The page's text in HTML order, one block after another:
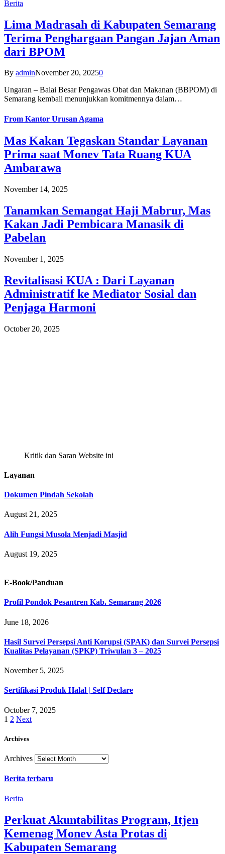
Berita
Lima Madrasah di Kabupaten Semarang
Terima Penghargaan Pangan Jajan Aman
dari BPOM
By adminNovember 20, 20250
Ungaran – Balai Besar Pengawas Obat dan Makanan (BBPOM) di
Semarang kembali menunjukkan komitmennya dalam…
From Kantor Urusan Agama
Mas Kakan Tegaskan Standar Layanan
Prima saat Monev Tata Ruang KUA
Ambarawa
November 14, 2025
Tanamkan Semangat Haji Mabrur, Mas
Kakan Jadi Pembicara Manasik di
Pabelan
November 1, 2025
Revitalisasi KUA : Dari Layanan
Administratif ke Mediator Sosial dan
Penjaga Harmoni
October 20, 2025
Kritik dan Saran Website ini
Layanan
Dokumen Pindah Sekolah
August 21, 2025
Alih Fungsi Musola Menjadi Masjid
August 19, 2025
E-Book/Panduan
Profil Pondok Pesantren Kab. Semarang 2026
June 18, 2026
Hasil Survei Persepsi Anti Korupsi (SPAK) dan Survei Persepsi
Kualitas Pelayanan (SPKP) Triwulan 3 – 2025
November 5, 2025
Sertifikasi Produk Halal | Self Declare
October 7, 2025
1 2 Next
Archives
Archives
Berita terbaru
Berita
Perkuat Akuntabilitas Program, Itjen
Kemenag Monev Asta Protas di
Kabupaten Semarang